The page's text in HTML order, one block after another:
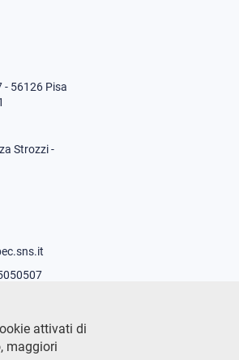
attivati di
maggiori
- 56126 Pisa
Strozzi -
con il